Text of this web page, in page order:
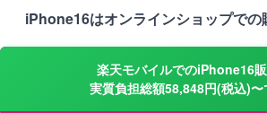
iPhone16はオンラインショップでの
楽天モバイルでのiPhone16
実質負担総額58,848円(税込)〜